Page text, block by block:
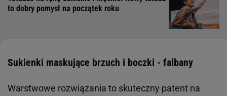
to dobry pomysł na początek roku
Sukienki maskujące brzuch i boczki - falbany
Warstwowe rozwiązania to skuteczny patent na